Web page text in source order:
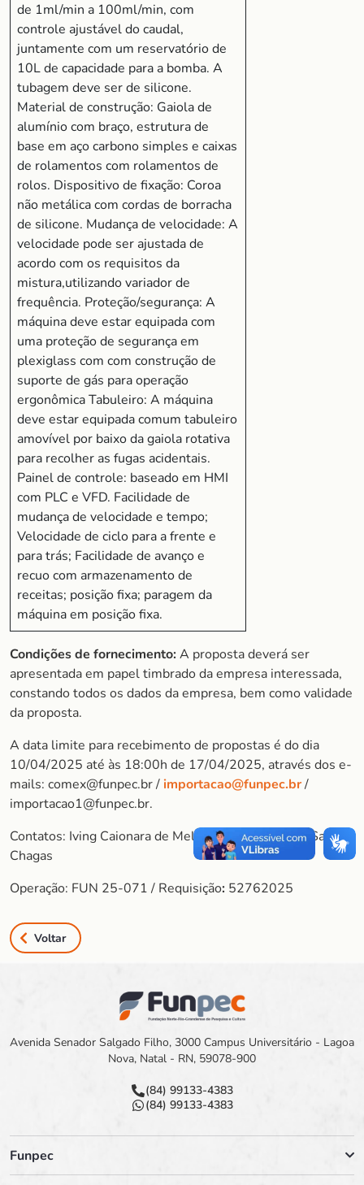
de 1ml/min a 100ml/min, com
controle ajustável do caudal,
juntamente com um reservatório de
10L de capacidade para a bomba. A
tubagem deve ser de silicone.
Material de construção: Gaiola de
alumínio com braço, estrutura de
base em aço carbono simples e caixas
de rolamentos com rolamentos de
rolos. Dispositivo de fixação: Coroa
não metálica com cordas de borracha
de silicone. Mudança de velocidade: A
velocidade pode ser ajustada de
acordo com os requisitos da
mistura,utilizando variador de
frequência. Proteção/segurança: A
máquina deve estar equipada com
uma proteção de segurança em
plexiglass com com construção de
suporte de gás para operação
ergonômica Tabuleiro: A máquina
deve estar equipada comum tabuleiro
amovível por baixo da gaiola rotativa
para recolher as fugas acidentais.
Painel de controle: baseado em HMI
com PLC e VFD. Facilidade de
mudança de velocidade e tempo;
Velocidade de ciclo para a frente e
para trás; Facilidade de avanço e
recuo com armazenamento de
receitas; posição fixa; paragem da
máquina em posição fixa.
Condições de fornecimento:A proposta deverá ser
apresentada em papel timbrado da empresa interessada,
constando todos os dados da empresa, bem como validade
da proposta.
A data limite para recebimento de propostas é do dia
10/04/2025 até às 18:00h de 17/04/2025, através dos e-
mails: comex@funpec.br /importacao@funpec.br/
importacao1@funpec.br.
Contatos: Iving Caionara de Melo / Geiziane Costa / Sara
Chagas
Operação: FUN 25-071 / Requisição: 52762025
Voltar
Avenida Senador Salgado Filho, 3000 Campus Universitário - Lagoa
Nova, Natal - RN, 59078-900
(84) 99133-4383
(84) 99133-4383
Funpec